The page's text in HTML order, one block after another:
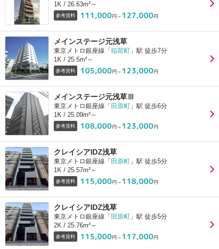
1K / 26.63m²～
参考賃料 111,000円～ 127,000円
メインステージ元浅草
東京メトロ銀座線「 稲荷町 」駅 徒歩7分
1K / 25.5m²～
参考賃料 105,000円～ 123,000円
メインステージ元浅草Ⅲ
東京メトロ銀座線「 田原町 」駅 徒歩6分
1K / 25.09m²～
参考賃料 108,000円～ 123,000円
クレイシアIDZ浅草
東京メトロ銀座線「 田原町 」駅 徒歩5分
1K / 25.57m²～
参考賃料 115,000円～ 118,000円
クレイシアIDZ浅草
東京メトロ銀座線「 田原町 」駅 徒歩5分
2K / 25.76m²～
参考賃料 115,000円～ 117,000円